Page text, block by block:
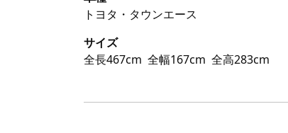
トヨタ・タウンエース
サイズ
全長467cm 全幅167cm 全高283cm